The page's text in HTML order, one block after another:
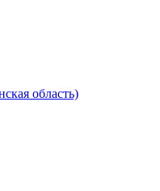
область)